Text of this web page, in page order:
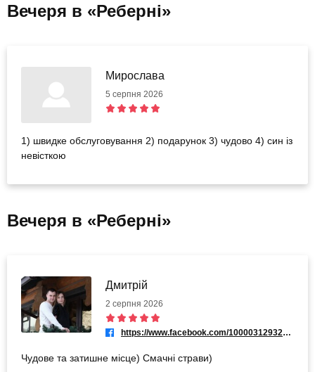
Вечеря в «Реберні»
Мирослава
5 серпня 2026
1) швидке обслуговування 2) подарунок 3) чудово 4) син із
невісткою
Вечеря в «Реберні»
Дмитрій
2 серпня 2026
https://www.facebook.com/100003129324732
Чудове та затишне місце) Смачні страви)